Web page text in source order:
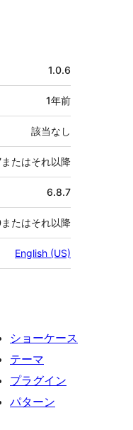
1.0.6
1年前
該当なし
たはそれ以降
6.8.7
たはそれ以降
English (US)
ショーケース
テーマ
プラグイン
パターン